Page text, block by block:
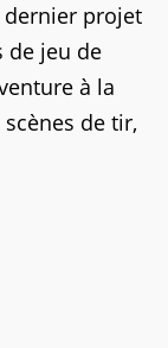
projet
de jeu de
à la
de tir,